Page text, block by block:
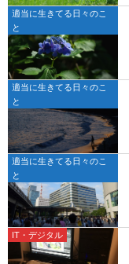
適当に生きてる日々のこ
と
適当に生きてる日々のこ
と
適当に生きてる日々のこ
と
IT・デジタル